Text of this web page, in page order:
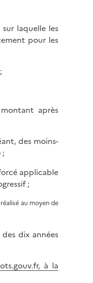
sur laquelle les
pour les
après
des moins-
;
applicable
;
au moyen de
dix années
à la